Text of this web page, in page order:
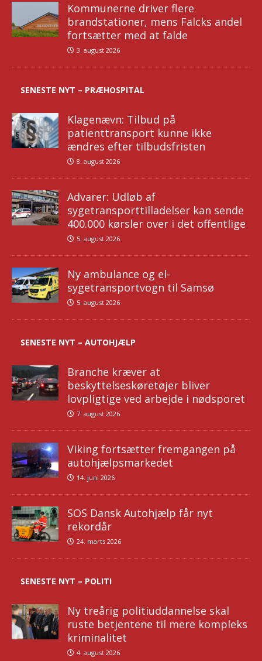
Kommunerne driver flere
brandstationer, mens Falcks andel
fortsætter med at falde
3. august 2026
SENESTE NYT – PRÆHOSPITAL
Klagenævn: Tilbud på
patienttransport kunne ikke
ændres efter tilbudsfristen
8. august 2026
Advarer: Udløb af
sygetransporttilladelser kan sende
400.000 kørsler over i det offentlige
5. august 2026
Ny ambulance og el-
sygetransportvogn til Samsø
5. august 2026
SENESTE NYT – AUTOHJÆLP
Branche kræver at
beskyttelseskøretøjer bliver
lovpligtige ved arbejde i nødsporet
7. august 2026
Viking fortsætter fremgangen på
autohjælpsmarkedet
14. juni 2026
SOS Dansk Autohjælp får nyt
rekordår
24. marts 2026
SENESTE NYT – POLITI
Ny treårig politiuddannelse skal
ruste betjentene til mere kompleks
kriminalitet
4. august 2026